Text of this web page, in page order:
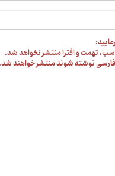
تهمت و افترا منتشر نخواهد شد.
فارسی نوشته شوند منتشر خواهند شد.